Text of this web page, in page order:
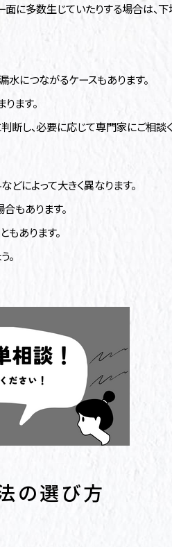
面に多数生じていたりする場合は、
水につながるケースもあります。
ます。
断し、必要に応じて専門家にご相談
どによって大きく異なります。
もあります。
あります。
。
の選び方